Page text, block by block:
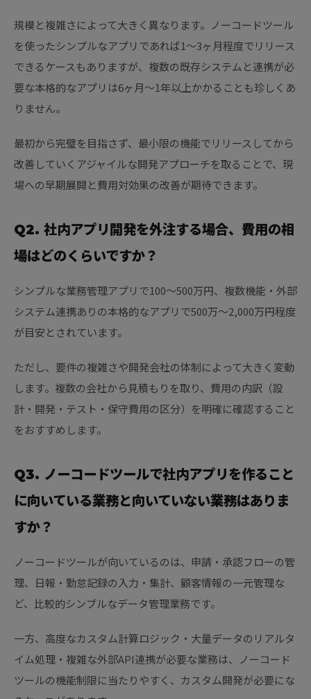
規模と複雑さによって大きく異なります。ノーコードツール
を使ったシンプルなアプリであれば1〜3ヶ月程度でリリース
できるケースもありますが、複数の既存システムと連携が必
要な本格的なアプリは6ヶ月〜1年以上かかることも珍しくあ
りません。
最初から完璧を目指さず、最小限の機能でリリースしてから
改善していくアジャイルな開発アプローチを取ることで、現
場への早期展開と費用対効果の改善が期待できます。
Q2. 社内アプリ開発を外注する場合、費用の相
場はどのくらいですか？
シンプルな業務管理アプリで100〜500万円、複数機能・外部
システム連携ありの本格的なアプリで500万〜2,000万円程度
が目安とされています。
ただし、要件の複雑さや開発会社の体制によって大きく変動
します。複数の会社から見積もりを取り、費用の内訳（設
計・開発・テスト・保守費用の区分）を明確に確認すること
をおすすめします。
Q3. ノーコードツールで社内アプリを作ること
に向いている業務と向いていない業務はありま
すか？
ノーコードツールが向いているのは、申請・承認フローの管
理、日報・勤怠記録の入力・集計、顧客情報の一元管理な
ど、比較的シンプルなデータ管理業務です。
一方、高度なカスタム計算ロジック・大量データのリアルタ
イム処理・複雑な外部API連携が必要な業務は、ノーコード
ツールの機能制限に当たりやすく、カスタム開発が必要にな